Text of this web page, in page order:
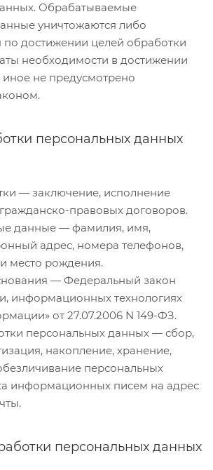
Обрабатываемые
уничтожаются либо
по достижении целей обработки
необходимости в достижении
иное не предусмотрено
персональных данных
— заключение, исполнение
правовых договоров.
данные — фамилия, имя,
адрес, номера телефонов,
место рождения.
— Федеральный закон
информационных технологиях
от 27.07.2006 N 149-ФЗ.
персональных данных — сбор,
накопление, хранение,
персональных
информационных писем на адрес
персональных данных